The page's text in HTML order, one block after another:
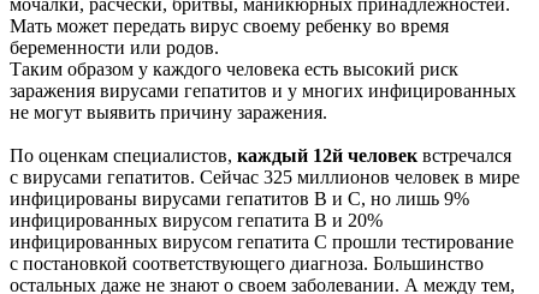
мочалки, расчески, бритвы, маникюрных принадлежностей.
Мать может передать вирус своему ребенку во время
беременности или родов.
Таким образом у каждого человека есть высокий риск
заражения вирусами гепатитов и у многих инфицированных
не могут выявить причину заражения.
По оценкам специалистов, каждый 12й человек встречался
с вирусами гепатитов. Сейчас 325 миллионов человек в мире
инфицированы вирусами гепатитов В и С, но лишь 9%
инфицированных вирусом гепатита В и 20%
инфицированных вирусом гепатита С прошли тестирование
с постановкой соответствующего диагноза. Большинство
остальных даже не знают о своем заболевании. А между тем,